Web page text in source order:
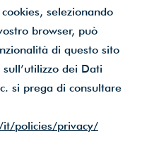
selezionando
browser, può
di questo sito
dei Dati
si prega di consultare
policies/privacy/